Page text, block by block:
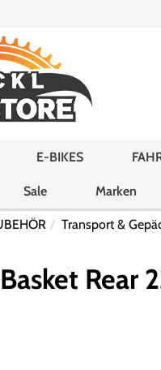
E-BIKES
Sale Marken
Transport &
Rear